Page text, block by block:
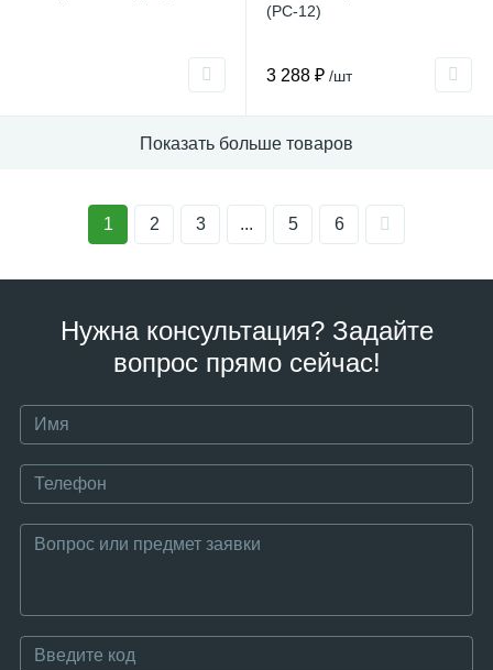
(PC-12)
3 288 ₽ /шт
Показать больше товаров
1 2 3 ... 5 6
Нужна консультация? Задайте
вопрос прямо сейчас!